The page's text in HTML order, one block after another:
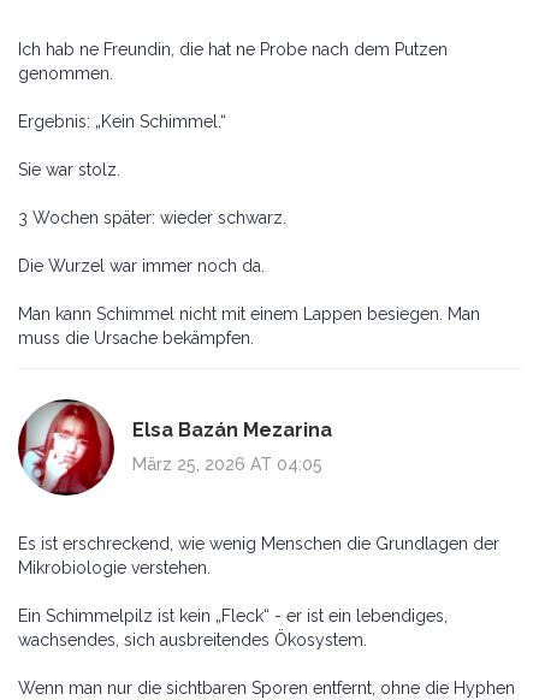
Ich hab ne Freundin, die hat ne Probe nach dem Putzen
genommen.
Ergebnis: „Kein Schimmel.“
Sie war stolz.
3 Wochen später: wieder schwarz.
Die Wurzel war immer noch da.
Man kann Schimmel nicht mit einem Lappen besiegen. Man
muss die Ursache bekämpfen.
Elsa Bazán Mezarina
März 25, 2026 AT 04:05
Es ist erschreckend, wie wenig Menschen die Grundlagen der
Mikrobiologie verstehen.
Ein Schimmelpilz ist kein „Fleck“ - er ist ein lebendiges,
wachsendes, sich ausbreitendes Ökosystem.
Wenn man nur die sichtbaren Sporen entfernt, ohne die Hyphen